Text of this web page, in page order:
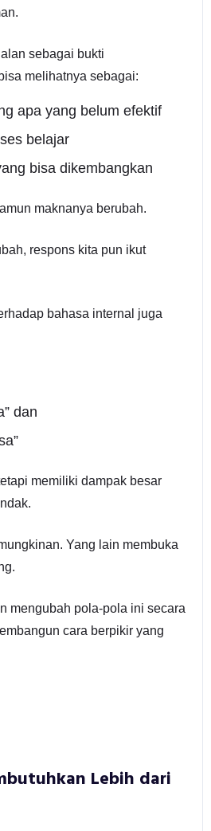
sebagai bukti
melihatnya sebagai:
apa yang belum efektif
belajar
bisa dikembangkan
maknanya berubah.
respons kita pun ikut
bahasa internal juga
dan
memiliki dampak besar
Yang lain membuka
mengubah pola-pola ini secara
cara berpikir yang
Lebih dari